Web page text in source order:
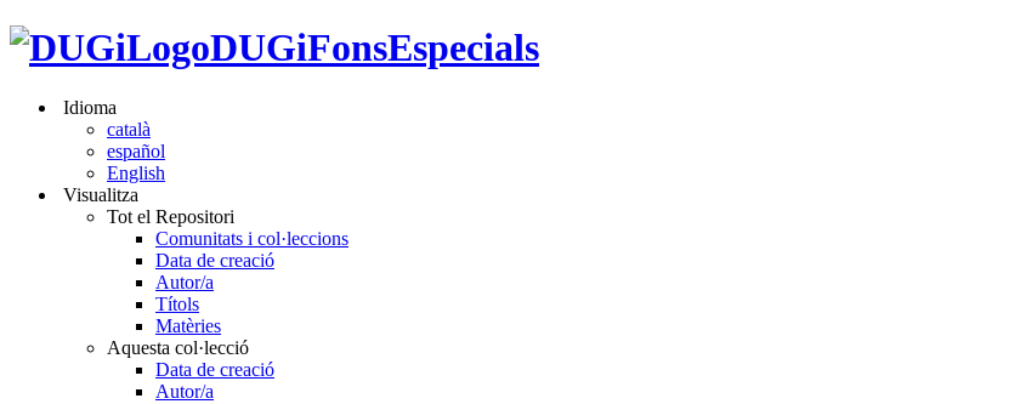
DUGiFonsEspecials
Idioma
català
español
English
Visualitza
Tot el Repositori
Comunitats i col·leccions
Data de creació
Autor/a
Títols
Matèries
Aquesta col·lecció
Data de creació
Autor/a